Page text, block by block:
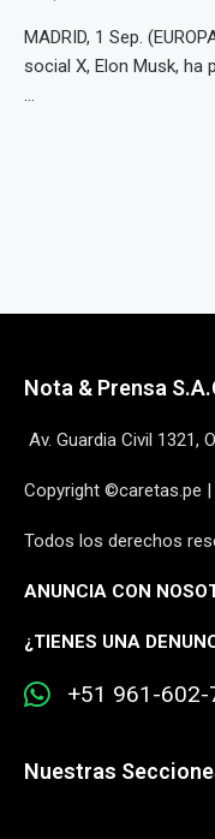
MADRID, 1 Sep.
social X, Elon Musk, ha
...
Nota & Prensa
Av. Guardia Civil 1321,
Copyright ©caretas.pe
Todos los derechos
ANUNCIA CON
¿TIENES UNA
+51 961-602-
Nuestras